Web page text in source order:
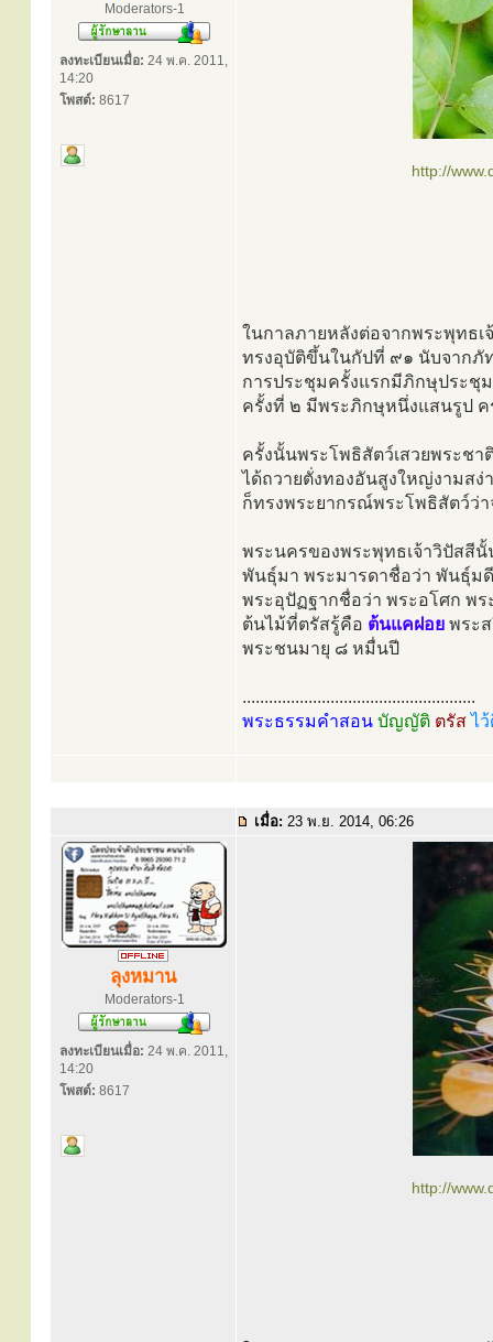
Moderators-1
ลงทะเบียนเมื่อ: 24 พ.ค. 2011,
14:20
โพสต์: 8617
http://
ในกาลภายหลังต่อจากพระพุทธ
ทรงอุบัติขึ้นในกัปที่ ๙๑ นับจากภั
การประชุมครั้งแรกมีภิกษุประชุ
ครั้งที่ ๒ มีพระภิกษุหนึ่งแสนรูป
ครั้งนั้นพระโพธิสัตว์เสวยพระช
ได้ถวายตั่งทองอันสูงใหญ่งามส
ก็ทรงพระยากรณ์พระโพธิสัตว์ว่
พระนครของพระพุทธเจ้าวิปัสสี
พันธุ์มา พระมารดาชื่อว่า พันธุ์ม
พระอุปัฏฐากชื่อว่า พระอโศก พร
ต้นไม้ที่ตรัสรู้คือ ต้นแคฝอย พระ
พระชนมายุ ๘ หมื่นปี
.....................................................
พระธรรมคำสอน บัญญัติ ตรัสไ
เมื่อ: 23 พ.ย. 2014, 06:26
ลุงหมาน
Moderators-1
ลงทะเบียนเมื่อ: 24 พ.ค. 2011,
14:20
โพสต์: 8617
http://